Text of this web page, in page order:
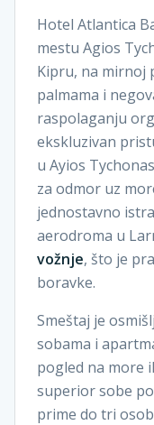
Hotel Atlantica
mestu Agios
Kipru, na mirnoj
palmama i
raspolaganju
ekskluzivan
u Ayios
za odmor uz
jednostavno
aerodroma u
vožnje, što je
boravke.
Smeštaj je
sobama i
pogled na more
superior sobe
prime do tri